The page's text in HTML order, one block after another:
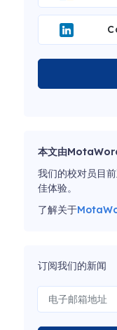
本文由
我们的校对员目
佳体验。
了解关于
订阅我们的新闻